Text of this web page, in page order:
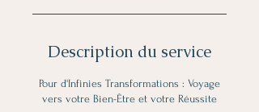
Description du service
Pour d'Infinies Transformations : Voyage
vers votre Bien-Être et votre Réussite